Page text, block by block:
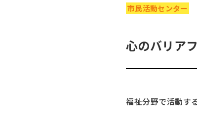
市民活動センター
心のバリア
福祉分野で活動す